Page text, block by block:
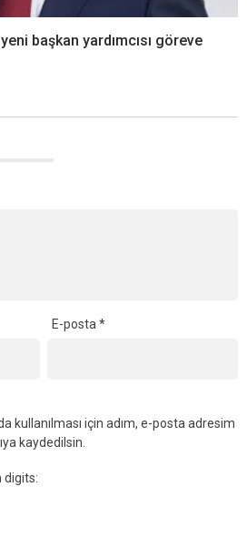
başkan yardımcısı göreve
E-posta*
kullanılması için adım, e-posta adresim
kaydedilsin.
digits: